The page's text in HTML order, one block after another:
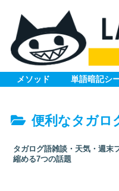
メソッド 単語暗記シ
便利なタガロ
タガログ語雑談・天気・週末
縮める7つの話題